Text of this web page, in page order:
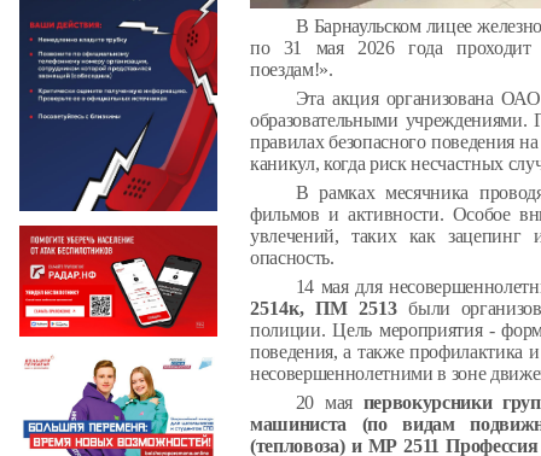
В Барнаульском лицее
по 31 мая 2026 года проходит
поездам!».
Эта акция организована
образовательными учреждениями.
правилах безопасного поведения
каникул, когда риск несчастных
В рамках месячника
фильмов и активности. Особое
увлечений, таких как зацепинг
опасность.
14 мая для
2514к, ПМ 2513 были
полиции. Цель мероприятия -
поведения, а также профилактика
несовершеннолетними в зоне
20 мая первокурсники
машиниста (по видам
(тепловоза) и МР 2511